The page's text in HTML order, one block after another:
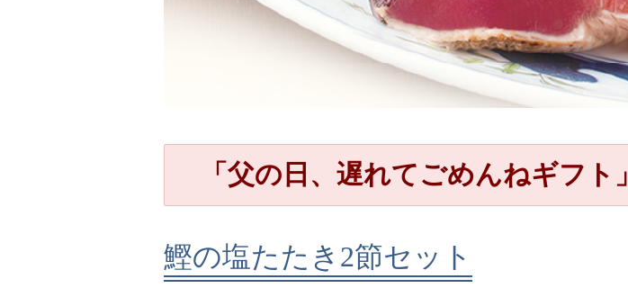
「父の日、遅れてごめんねギフト」
鰹の塩たたき2節セット